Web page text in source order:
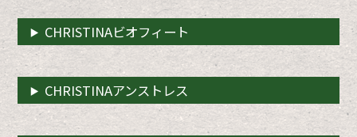
CHRISTINAビオフィート
CHRISTINAアンストレス